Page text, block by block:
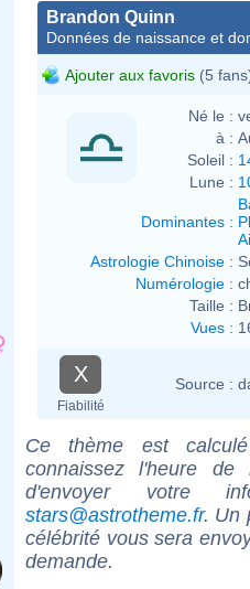
Brandon Quinn
Données de naissance et
Ajouter aux favoris (5
Né le :
à :
Soleil :
Lune :
Dominantes :
Astrologie Chinoise :
Numérologie :
Taille :
Vues :
X
Fiabilité
Source :
Ce thème est
connaissez l'heure de
d'envoyer votre
stars@astrotheme.fr. Un
célébrité vous sera
demande.